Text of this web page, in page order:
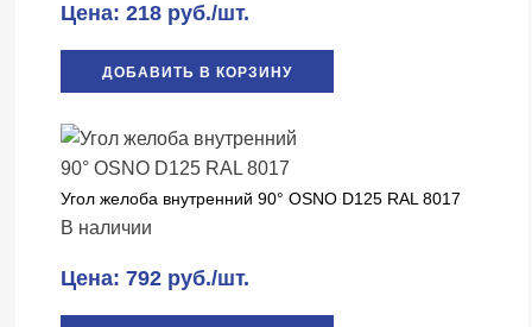
Цена: 218 руб./шт.
ДОБАВИТЬ В КОРЗИНУ
Угол желоба внутренний 90° OSNO D125 RAL 8017
В наличии
Цена: 792 руб./шт.